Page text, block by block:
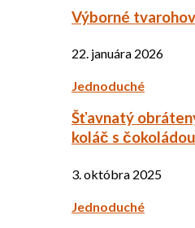
Výborné
22. januára 2026
Jednoduché
Šťavnatý
koláč s
3. októbra 2025
Jednoduché